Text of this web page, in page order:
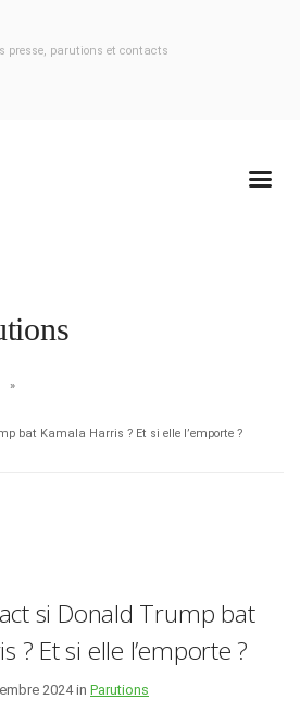
presse, parutions et contacts
bat Kamala Harris ? Et si elle l’emporte ?
si Donald Trump bat
? Et si elle l’emporte ?
2024 in Parutions